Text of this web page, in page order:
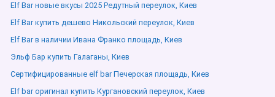
Elf Bar новые вкусы 2025 Редутный переулок, Киев
Elf Bar купить дешево Никольский переулок, Киев
Elf Bar в наличии Ивана Франко площадь, Киев
Эльф Бар купить Галаганы, Киев
Сертифицированные elf bar Печерская площадь, Киев
Elf bar оригинал купить Кургановский переулок, Киев